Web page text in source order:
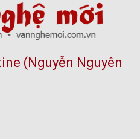
(Nguyễn Nguyên